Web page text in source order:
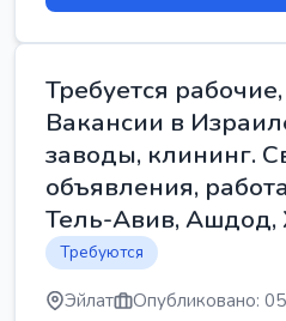
Требуется
Вакансии в
заводы, клининг.
объявления,
Тель-Авив, Ашдод,
Требуются
Эйлат Опубликовано: